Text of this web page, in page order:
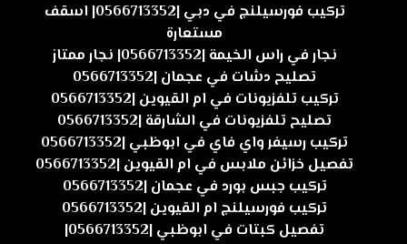
تركيب فورسيلنج في دبي |0566713352| اسقف
مستعارة
نجار في راس الخيمة |0566713352| نجار ممتاز
تصليح دشات في عجمان |0566713352
تركيب تلفزيونات في ام القيوين |0566713352
تصليح تلفزيونات في الشارقة |0566713352
تركيب رسيفر واي فاي في ابوظبي |0566713352
تفصيل خزائن ملابس في ام القيوين |0566713352
تركيب جبس بورد في عجمان |0566713352
تركيب فورسيلنج ام القيوين |0566713352
تفصيل كبتات في ابوظبي |0566713352|